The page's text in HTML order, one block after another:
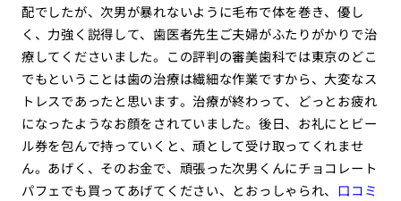
配でしたが、次男が暴れないように毛布で体を巻き、優し
く、力強く説得して、歯医者先生ご夫婦がふたりがかりで治
療してくださいました。この評判の審美歯科では東京のどこ
でもということは歯の治療は繊細な作業ですから、大変なス
トレスであったと思います。治療が終わって、どっとお疲れ
になったようなお顔をされていました。後日、お礼にとビー
ル券を包んで持っていくと、頑として受け取ってくれませ
ん。あげく、そのお金で、頑張った次男くんにチョコレート
パフェでも買ってあげてください、とおっしゃられ、 口コミ